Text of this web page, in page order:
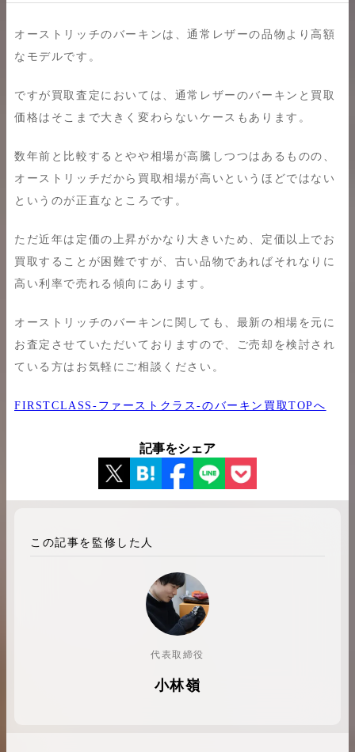
オーストリッチのバーキンは、通常レザーの品物より高額
なモデルです。
ですが買取査定においては、通常レザーのバーキンと買取
価格はそこまで大きく変わらないケースもあります。
数年前と比較するとやや相場が高騰しつつはあるものの、
オーストリッチだから買取相場が高いというほどではない
というのが正直なところです。
ただ近年は定価の上昇がかなり大きいため、定価以上でお
買取することが困難ですが、古い品物であればそれなりに
高い利率で売れる傾向にあります。
オーストリッチのバーキンに関しても、最新の相場を元に
お査定させていただいておりますので、ご売却を検討され
ている方はお気軽にご相談ください。
FIRSTCLASS-ファーストクラス-のバーキン買取TOPへ
記事をシェア
この記事を監修した人
代表取締役
小林嶺